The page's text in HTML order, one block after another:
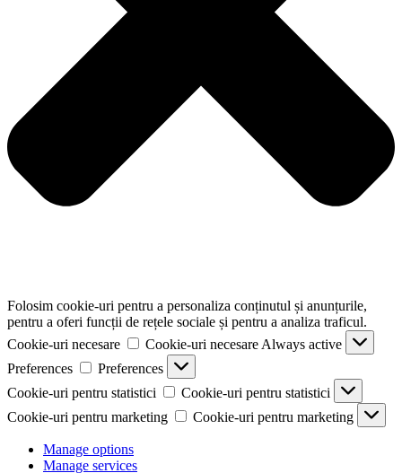
Folosim cookie-uri pentru a personaliza conținutul și anunțurile,
pentru a oferi funcții de rețele sociale și pentru a analiza traficul.
Cookie-uri necesare
Cookie-uri necesare Always active
Preferences
Preferences
Cookie-uri pentru statistici
Cookie-uri pentru statistici
Cookie-uri pentru marketing
Cookie-uri pentru marketing
Manage options
Manage services